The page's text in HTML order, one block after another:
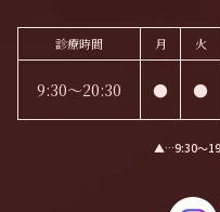
診療時間 月 火
9:30～20:30 ● ●
▲…9:30〜